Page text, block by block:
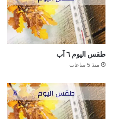
طقس اليوم ٦ آب
منذ 5 ساعات